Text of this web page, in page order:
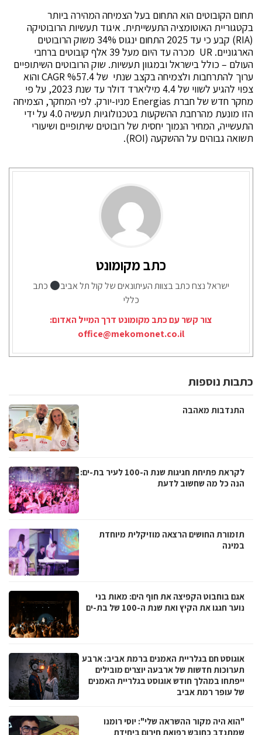
תחום הקובוטים הוא התחום בעל הצמיחה המהירה ביותר
בקטגוריית האוטומציה התעשייתית. איגוד תעשיות הרובוטיקה
(RIA) קבע כי עד 2025 התחום ינגוס 34% משוק הרובוטים
הארגוניים. UR מכרה עד היום מעל 39 אלף קובוטים ברחבי
העולם – כולל בישראל ובמגוון תעשיות. שוק הרובוטים השיתופיים
ערוך להתרחבות ולצמיחה בקצב שנתי של %57.4 CAGR והוא
צפוי להגיע לשווי של 4.4 מיליארד דולר עד שנת 2023, על פי
מחקר חדש של חברת Energias מניו-יורק. לפי המחקר, הצמיחה
הזו מונעת מהרחבת ההשקעות בטכנולוגיות תעשיה 4.0 על ידי
התעשייה, המחיר הנמוך יחסית של רובוטים שיתופיים ושיעורי
תשואה גבוהים על ההשקעה (ROI).
כתב מקומונט
ישראל נצח כתב בצוות העיתונאים של קול תל אביב
כתב
כללי
צור קשר עם כתב מקומונט דרך המייל האדום:
office@mekomonet.co.il
כתבות נוספות
התנדבות מאהבה
לקראת פתיחת חגיגות שנת ה-100 לעיר בת-ים:
הנה כל מה שחשוב לדעת
תזמורת החושים הרצאה מוזיקלית מיוחדת
במינה
אגם בוחבוט הקפיצה את חוף הים: מאות בני
נוער חגגו את הקיץ ואת שנת ה-100 של בת-ים
אוגוסט חם בגלריית האמנים ברמת אביב: ארבע
תערוכות חדשות של ארבעה יוצרים מובילים
ייפתחו במהלך חודש אוגוסט בגלריית האמנים
של עופר רמת אביב
"הוא היה מקור ההשראה שלי": יוסי רומנו
שמתנדב כחובש רפואת חירום ביחידת